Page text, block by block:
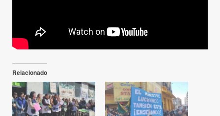
Relacionado